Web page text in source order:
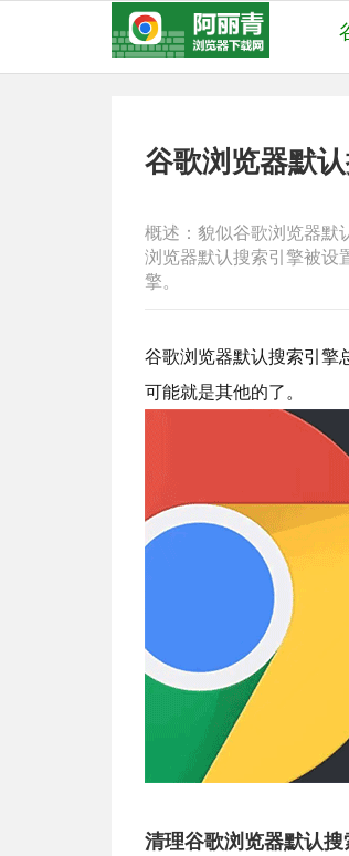
谷歌浏览器默
概述：貌似谷歌浏览器默
浏览器默认搜索引擎被设
擎。
谷歌浏览器默认搜索引擎
可能就是其他的了。
清理谷歌浏览器默认搜